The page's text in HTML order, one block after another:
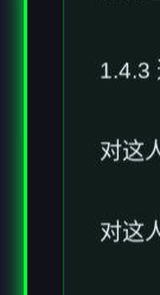
1.4.3
对这
对这